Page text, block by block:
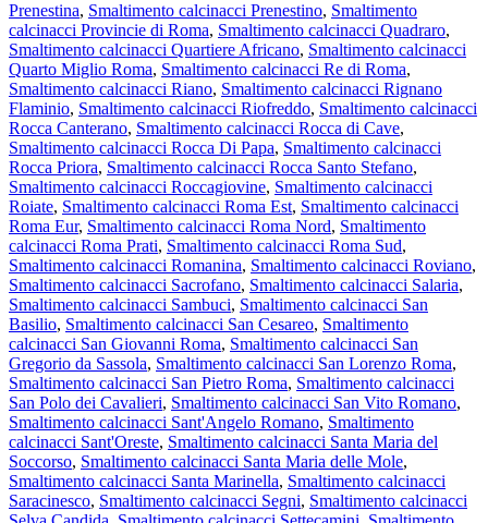
Prenestina, Smaltimento calcinacci Prenestino, Smaltimento
calcinacci Provincie di Roma, Smaltimento calcinacci Quadraro,
Smaltimento calcinacci Quartiere Africano, Smaltimento calcinacci
Quarto Miglio Roma, Smaltimento calcinacci Re di Roma,
Smaltimento calcinacci Riano, Smaltimento calcinacci Rignano
Flaminio, Smaltimento calcinacci Riofreddo, Smaltimento calcinacci
Rocca Canterano, Smaltimento calcinacci Rocca di Cave,
Smaltimento calcinacci Rocca Di Papa, Smaltimento calcinacci
Rocca Priora, Smaltimento calcinacci Rocca Santo Stefano,
Smaltimento calcinacci Roccagiovine, Smaltimento calcinacci
Roiate, Smaltimento calcinacci Roma Est, Smaltimento calcinacci
Roma Eur, Smaltimento calcinacci Roma Nord, Smaltimento
calcinacci Roma Prati, Smaltimento calcinacci Roma Sud,
Smaltimento calcinacci Romanina, Smaltimento calcinacci Roviano,
Smaltimento calcinacci Sacrofano, Smaltimento calcinacci Salaria,
Smaltimento calcinacci Sambuci, Smaltimento calcinacci San
Basilio, Smaltimento calcinacci San Cesareo, Smaltimento
calcinacci San Giovanni Roma, Smaltimento calcinacci San
Gregorio da Sassola, Smaltimento calcinacci San Lorenzo Roma,
Smaltimento calcinacci San Pietro Roma, Smaltimento calcinacci
San Polo dei Cavalieri, Smaltimento calcinacci San Vito Romano,
Smaltimento calcinacci Sant'Angelo Romano, Smaltimento
calcinacci Sant'Oreste, Smaltimento calcinacci Santa Maria del
Soccorso, Smaltimento calcinacci Santa Maria delle Mole,
Smaltimento calcinacci Santa Marinella, Smaltimento calcinacci
Saracinesco, Smaltimento calcinacci Segni, Smaltimento calcinacci